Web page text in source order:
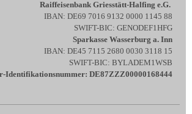
Raiffeisenbank Griesstätt-Halfing e.G.
IBAN: DE69 7016 9132 0000 1145 88
SWIFT-BIC: GENODEF1HFG
Sparkasse Wasserburg a. Inn
IBAN: DE45 7115 2680 0030 3118 15
SWIFT-BIC: BYLADEM1WSB
Identifikationsnummer: DE87ZZZ00000168444